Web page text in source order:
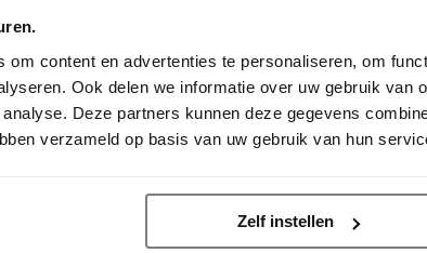
om content en advertenties te personaliseren, om
Ook delen we informatie over uw gebruik van
Deze partners kunnen deze gegevens
verzameld op basis van uw gebruik van hun
Zelf instellen